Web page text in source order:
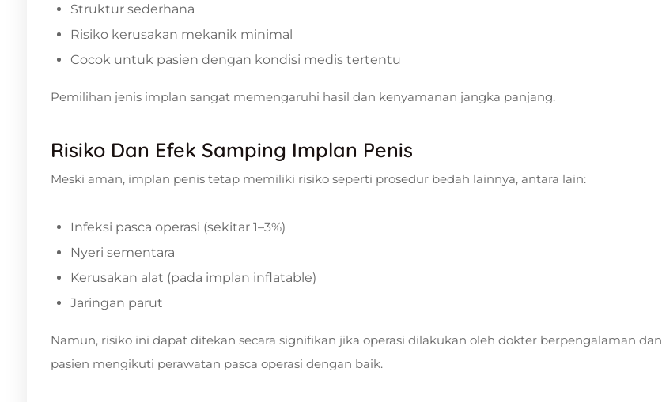
Struktur sederhana
Risiko kerusakan mekanik minimal
Cocok untuk pasien dengan kondisi medis tertentu
Pemilihan jenis implan sangat memengaruhi hasil dan kenyamanan jangka panjang.
Risiko Dan Efek Samping Implan Penis
Meski aman, implan penis tetap memiliki risiko seperti prosedur bedah lainnya, antara lain:
Infeksi pasca operasi (sekitar 1–3%)
Nyeri sementara
Kerusakan alat (pada implan inflatable)
Jaringan parut
Namun, risiko ini dapat ditekan secara signifikan jika operasi dilakukan oleh dokter berpengalaman dan
pasien mengikuti perawatan pasca operasi dengan baik.